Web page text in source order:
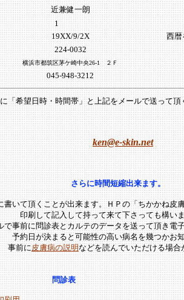
近兼健一朗
1
19XX/9/2X
西暦
224-0032
横浜市都筑区茅ケ崎中央26-1 ２Ｆ
045-948-3212
「希望日時・時間帯」と上記をメールで送って頂
ken@e-skin.net
さらに時間短縮出来ます。
書いて頂くことが出来ます。ＨＰの「ちかかね皮
印刷して記入して持って来て下さっても構い
で事前に問診表とカルテのデータを送って頂き電
予約日が決まると可能性の高い病名を幾つかお
事前に皮膚病の説明などを読んでいただける場合
問診表